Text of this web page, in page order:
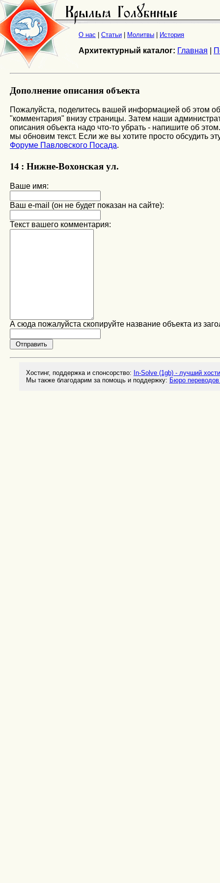
О нас Статьи Молитвы История
Архитектурный каталог: Главная
Дополнение описания объекта
Пожалуйста, поделитесь вашей информацией об этом
"комментария" внизу страницы. Затем наши
описания объекта надо что-то убрать - напишите об
мы обновим текст. Если же вы хотите просто обсудить
Форуме Павловского Посада.
14 : Нижне-Вохонская ул.
Ваше имя:
Ваш e-mail (он не будет показан на сайте):
Текст вашего комментария:
А сюда пожалуйста скопируйте название объекта из
Хостинг, поддержка и спонсорство: In-Solve (1gb) - лучший
Мы также благодарим за помощь и поддержку: Бюро переводов